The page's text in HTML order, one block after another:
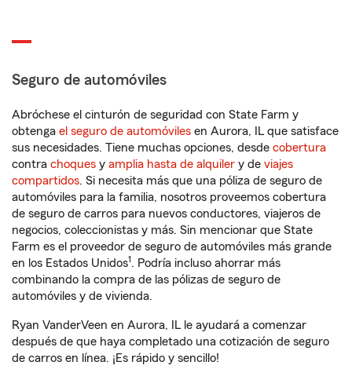
Seguro de automóviles
Abróchese el cinturón de seguridad con State Farm y
obtenga el seguro de automóviles en Aurora, IL que satisface
sus necesidades. Tiene muchas opciones, desde cobertura
contra choques y amplia hasta de alquiler y de viajes
compartidos. Si necesita más que una póliza de seguro de
automóviles para la familia, nosotros proveemos cobertura
de seguro de carros para nuevos conductores, viajeros de
negocios, coleccionistas y más. Sin mencionar que State
Farm es el proveedor de seguro de automóviles más grande
en los Estados Unidos1 . Podría incluso ahorrar más
combinando la compra de las pólizas de seguro de
automóviles y de vivienda.
Ryan VanderVeen en Aurora, IL le ayudará a comenzar
después de que haya completado una cotización de seguro
de carros en línea. ¡Es rápido y sencillo!